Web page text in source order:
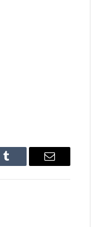
Tumblr Email